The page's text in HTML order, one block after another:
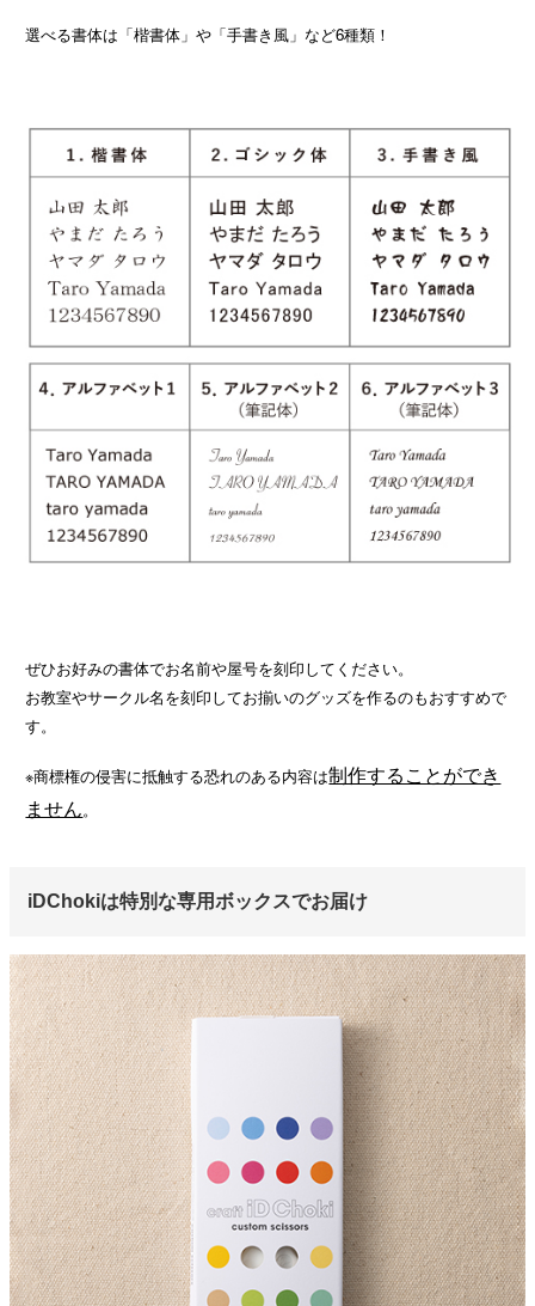
選べる書体は「楷書体」や「手書き風」など6種類！
ぜひお好みの書体でお名前や屋号を刻印してください。
お教室やサークル名を刻印してお揃いのグッズを作るのもおすすめで
す。
※商標権の侵害に抵触する恐れのある内容は制作することができ
ません。
iDChokiは特別な専用ボックスでお届け